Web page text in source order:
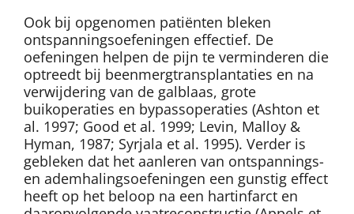
Ook bij opgenomen patiënten bleken
ontspanningsoefeningen effectief. De
oefeningen helpen de pijn te verminderen die
optreedt bij beenmergtransplantaties en na
verwijdering van de galblaas, grote
buikoperaties en bypassoperaties (Ashton et
al. 1997; Good et al. 1999; Levin, Malloy &
Hyman, 1987; Syrjala et al. 1995). Verder is
gebleken dat het aanleren van ontspannings-
en ademhalingsoefeningen een gunstig effect
heeft op het beloop na een hartinfarct en